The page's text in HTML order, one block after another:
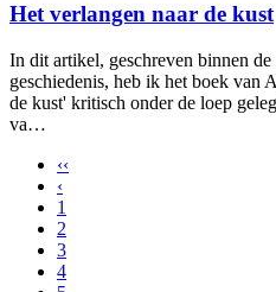
Het verlangen naar de kust
In dit artikel, geschreven binnen
geschiedenis, heb ik het boek van
de kust' kritisch onder de loep
va…
‹‹
‹
1
2
3
4